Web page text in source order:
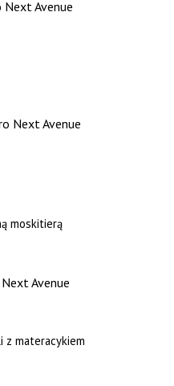
moskitierą
z materacykiem